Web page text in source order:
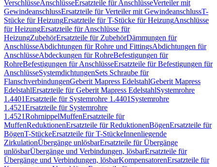
VerschlüsseAnschlüsseErsatzteile für AnschlüsseVerteiler mit
GewindeanschlussErsatzteile für Verteiler mit GewindeanschlussT-
Stücke für HeizungErsatzteile für T-Stücke für HeizungAnschlüsse
für HeizungErsatzteile für Anschlüsse für
HeizungZubehörErsatzteile für ZubehörDämmungen für
AnschlüsseAbdichtungen für Rohre und FittingsAbdichtungen für
AnschlüsseAbdeckungen für RohreBefestigungen für
RohreBefestigungen für AnschlüsseErsatzteile für Befestigungen für
AnschlüsseSystemdichtungenSets Schraube für
FlanschverbindungenGeberit Mapress EdelstahlGeberit Mapress
EdelstahlErsatzteile für Geberit Mapress EdelstahlSystemrohre
1.4401Ersatzteile für Systemrohre 1.4401 Systemrohre
1.4521Ersatzteile für Systemrohre
1.4521RohrnippelMuffenErsatzteile für
MuffenReduktionenErsatzteile für ReduktionenBögenErsatzteile für
BögenT-StückeErsatzteile für T-StückeInnenliegende
ZirkulationÜbergänge unlösbarErsatzteile für Übergänge
unlösbarÜbergänge und Verbindungen, lösbarErsatzteile für
Übergänge und Verbindungen, lösbarKompensatorenErsatzteile für